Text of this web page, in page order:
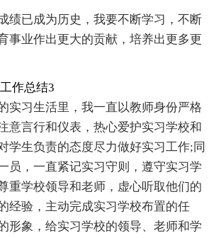
绩已成为历史，我要不断学习，不断
事业作出更大的贡献，培养出更多更
作总结3
实习生活里，我一直以教师身份严格
意言行和仪表，热心爱护实习学校和
学生负责的态度尽力做好实习工作;同
员，一直紧记实习守则，遵守实习学
重学校领导和老师，虚心听取他们的
经验，主动完成实习学校布置的任
形象，给实习学校的领导、老师和学